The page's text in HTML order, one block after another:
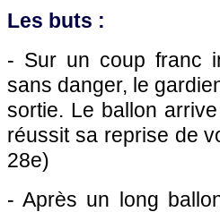
Les buts :
- Sur un coup franc
sans danger, le
sortie. Le ballon
réussit sa reprise de
28e)
- Après un long